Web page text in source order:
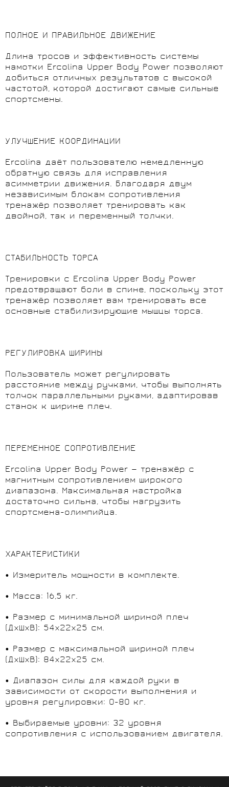
ПОЛНОЕ И ПРАВИЛЬНОЕ ДВИЖЕНИЕ
Длина тросов и эффективность системы
намотки Ercolina Upper Body Power позволяют
добиться отличных результатов с высокой
частотой, которой достигают самые сильные
спортсмены.
УЛУЧШЕНИЕ КООРДИНАЦИИ
Ercolina даёт пользователю немедленную
обратную связь для исправления
асимметрии движения. Благодаря двум
независимым блокам сопротивления
тренажёр позволяет тренировать как
двойной, так и переменный толчки.
СТАБИЛЬНОСТЬ ТОРСА
Тренировки с Ercolina Upper Body Power
предотвращают боли в спине, поскольку этот
тренажёр позволяет вам тренировать все
основные стабилизирующие мышцы торса.
РЕГУЛИРОВКА ШИРИНЫ
Пользователь может регулировать
расстояние между ручками, чтобы выполнять
толчок параллельными руками, адаптировав
станок к ширине плеч.
ПЕРЕМЕННОЕ СОПРОТИВЛЕНИЕ
Ercolina Upper Body Power — тренажёр с
магнитным сопротивлением широкого
диапазона. Максимальная настройка
достаточно сильна, чтобы нагрузить
спортсмена-олимпийца.
ХАРАКТЕРИСТИКИ
• Измеритель мощности в комплекте.
• Масса: 16,5 кг.
• Размер с минимальной шириной плеч
(ДxШxВ): 54x22x25 см.
• Размер с максимальной шириной плеч
(ДxШxВ): 84x22x25 см.
• Диапазон силы для каждой руки в
зависимости от скорости выполнения и
уровня регулировки: 0-80 кг.
• Выбираемые уровни: 32 уровня
сопротивления с использованием двигателя.